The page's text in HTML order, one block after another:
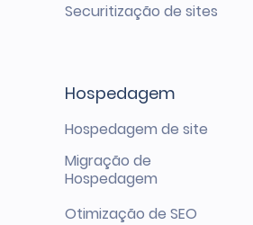
Securitização de sites
Hospedagem
Hospedagem de site
Migração de
Hospedagem
Otimização de SEO